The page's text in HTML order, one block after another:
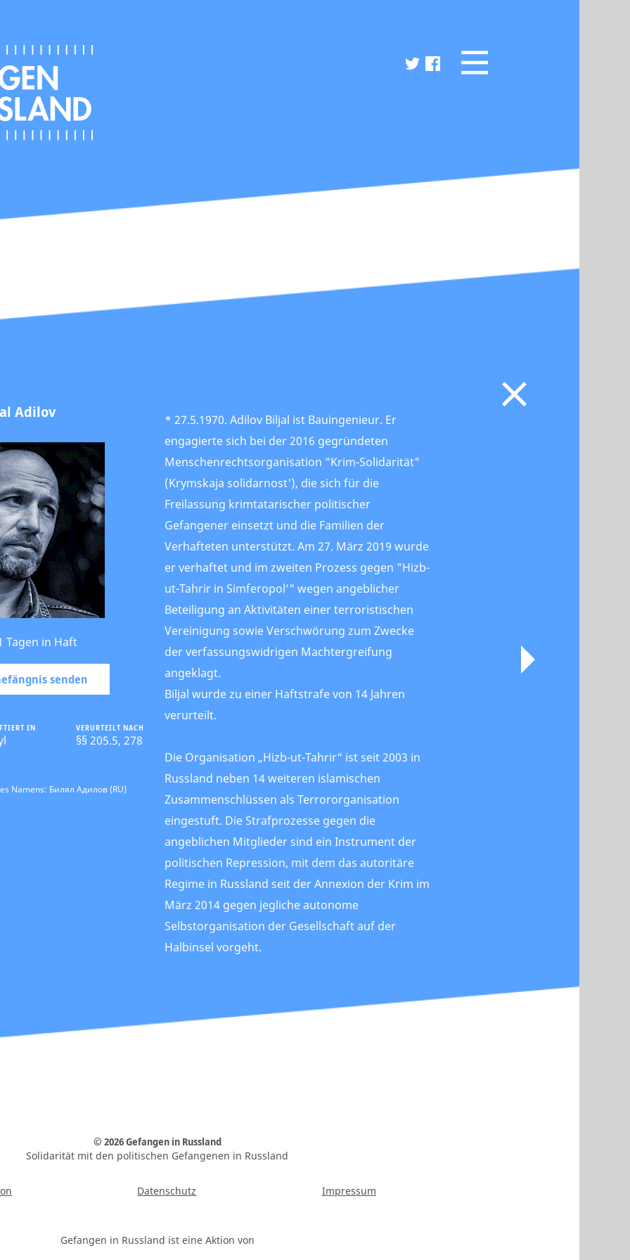
Adilov
Tagen in Haft
senden
IN VERURTEILT NACH
§§ 205.5, 278
Namens: Билял Адилов (RU)
* 27.5.1970. Adilov Biljal ist Bauingenieur. Er
engagierte sich bei der 2016 gegründeten
Menschenrechtsorganisation "Krim-Solidarität"
(Krymskaja solidarnost'), die sich für die
Freilassung krimtatarischer politischer
Gefangener einsetzt und die Familien der
Verhafteten unterstützt. Am 27. März 2019 wurde
er verhaftet und im zweiten Prozess gegen "Hizb-
ut-Tahrir in Simferopol’" wegen angeblicher
Beteiligung an Aktivitäten einer terroristischen
Vereinigung sowie Verschwörung zum Zwecke
der verfassungswidrigen Machtergreifung
angeklagt.
Biljal wurde zu einer Haftstrafe von 14 Jahren
verurteilt.
Die Organisation „Hizb-ut-Tahrir“ ist seit 2003 in
Russland neben 14 weiteren islamischen
Zusammenschlüssen als Terrororganisation
eingestuft. Die Strafprozesse gegen die
angeblichen Mitglieder sind ein Instrument der
politischen Repression, mit dem das autoritäre
Regime in Russland seit der Annexion der Krim im
März 2014 gegen jegliche autonome
Selbstorganisation der Gesellschaft auf der
Halbinsel vorgeht.
© 2026 Gefangen in Russland
Solidarität mit den politischen Gefangenen in Russland
Datenschutz Impressum
Gefangen in Russland ist eine Aktion von